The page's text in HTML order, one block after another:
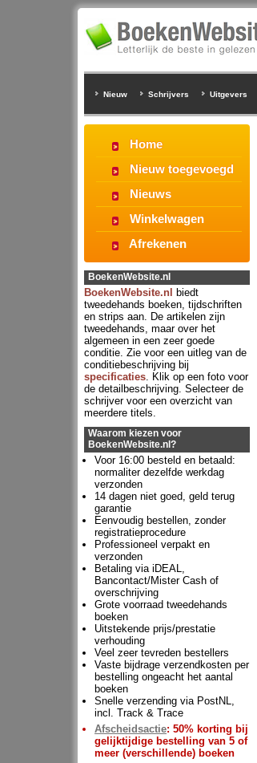
Nieuw Schrijvers Uitgevers
Home
Nieuw toegevoegd
Nieuws
Winkelwagen
Afrekenen
BoekenWebsite.nl
BoekenWebsite.nl
biedt
tweedehands boeken, tijdschriften
en strips aan. De artikelen zijn
tweedehands, maar over het
algemeen in een zeer goede
conditie. Zie voor een uitleg van de
conditiebeschrijving bij
specificaties. Klik op een foto voor
de detailbeschrijving. Selecteer de
schrijver voor een overzicht van
meerdere titels.
Waarom kiezen voor
BoekenWebsite.nl?
Voor 16:00 besteld en betaald:
normaliter dezelfde werkdag
verzonden
14 dagen niet goed, geld terug
garantie
Eenvoudig bestellen, zonder
registratieprocedure
Professioneel verpakt en
verzonden
Betaling via iDEAL,
Bancontact/Mister Cash of
overschrijving
Grote voorraad tweedehands
boeken
Uitstekende prijs/prestatie
verhouding
Veel zeer tevreden bestellers
Vaste bijdrage verzendkosten per
bestelling ongeacht het aantal
boeken
Snelle verzending via PostNL,
incl. Track & Trace
Afscheidsactie: 50% korting bij
gelijktijdige bestelling van 5 of
meer (verschillende) boeken